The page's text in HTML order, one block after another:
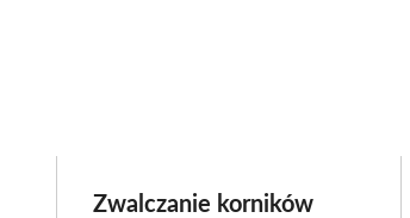
Zwalczanie korników